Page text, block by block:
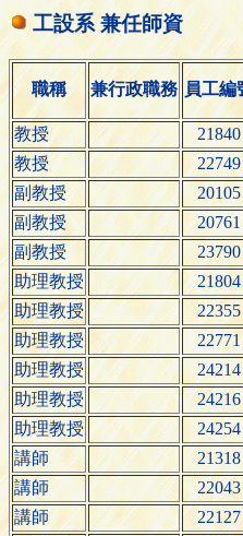
工設系 兼任師資
職稱 兼行政職務 員工編
教授
21840
教授
22749
副教授
20105
副教授
20761
副教授
23790
助理教授
21804
助理教授
22355
助理教授
22771
助理教授
24214
助理教授
24216
助理教授
24254
講師
21318
講師
22043
講師
22127